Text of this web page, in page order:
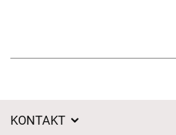
KONTAKT